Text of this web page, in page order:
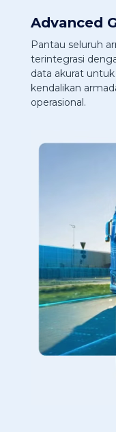
Advanced
Pantau seluruh
terintegrasi
data akurat
kendalikan
operasional.